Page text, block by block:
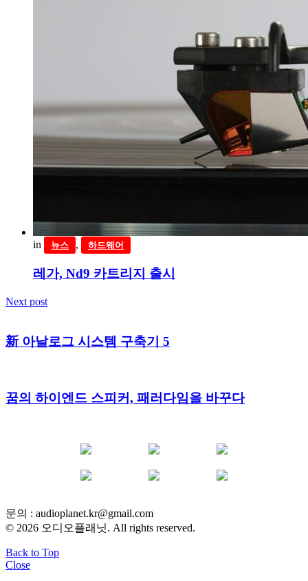
in 뉴스 , 하드웨어
레가, Nd9 카트리지 출시
Next post
新 아날로그 시스템 구축기 5
꿈의 하이엔드 스피커, 패러다임을 바꾸다
문의 : audioplanet.kr@gmail.com
© 2026 오디오플래닛. All rights reserved.
Back to Top
Close